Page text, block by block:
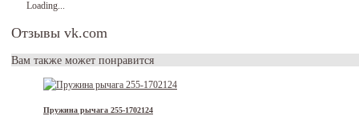
Loading...
Отзывы vk.com
Вам также может понравится
Пружина рычага 255-1702124